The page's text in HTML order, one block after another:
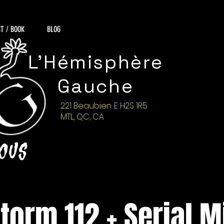
221 Beaubien .E H2S 1R5
MTL, QC, CA
L'Hémisphère
Gauche
/ BOOK BLOG